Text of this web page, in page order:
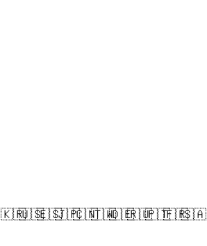
🇰🇷🇺🇸🇪🇸🇯🇵🇨🇳🇹🇼🇩🇪🇷🇺🇵🇹🇫🇷🇸🇦